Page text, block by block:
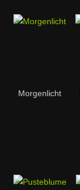
Morgenlicht